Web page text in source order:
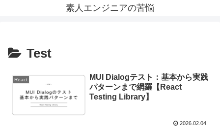
素人エンジニアの苦悩
Test
React
MUI Dialogテスト：基本から実践
パターンまで網羅【React
Testing Library】
2026.02.04